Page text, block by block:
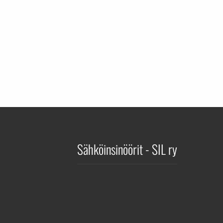
Sähköinsinöörit - SIL ry